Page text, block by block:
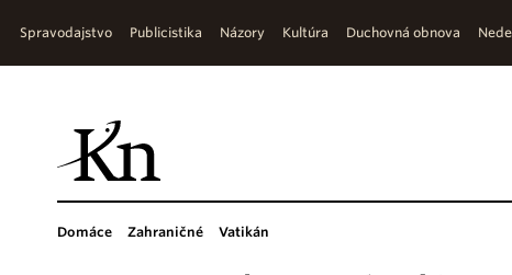
Spravodajstvo Publicistika Názory Kultúra Duchovná obnova
Domáce Zahraničné Vatikán